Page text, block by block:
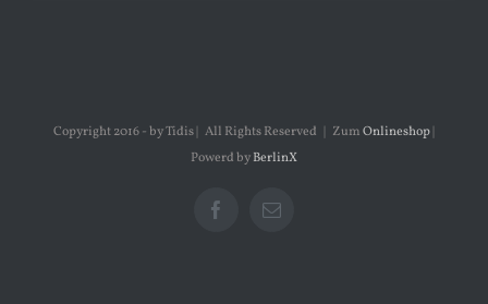
Copyright 2016 - by Tidis | All Rights Reserved | ZumOnlineshop
Powerd byBerlinX
Facebook
E-